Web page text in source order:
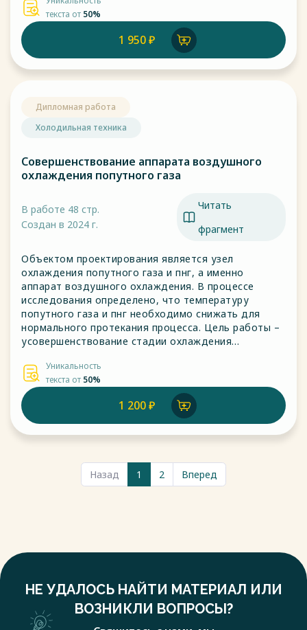
охлаждение без использования внешних
источников энергии и хладагентов.
текста от 50%
1 950 ₽
Дипломная работа
Холодильная техника
Совершенствование аппарата воздушного
охлаждения попутного газа
В работе 48 стр.
Создан в 2024 г.
Читать
фрагмент
Объектом проектирования является узел
охлаждения попутного газа и пнг, а именно
аппарат воздушного охлаждения. В процессе
исследования определено, что температуру
попутного газа и пнг необходимо снижать для
нормального протекания процесса. Цель работы –
усовершенствование стадии охлаждения
воздуха для съема тепла.
Уникальность
текста от 50%
1 200 ₽
Назад 1 2 Вперед
НЕ УДАЛОСЬ НАЙТИ МАТЕРИАЛ ИЛИ
ВОЗНИКЛИ ВОПРОСЫ?